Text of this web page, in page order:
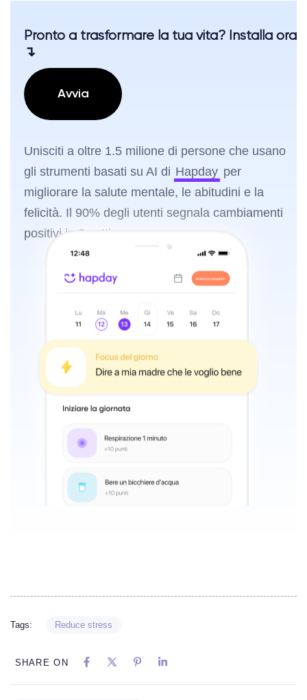
Pronto a trasformare la tua vita? Installa ora
↴
Avvia
Unisciti a oltre 1.5 milione di persone che usano
gli strumenti basati su AI di Hapday per
migliorare la salute mentale, le abitudini e la
felicità. Il 90% degli utenti segnala cambiamenti
positivi in 2 settimane.
Tags: Reduce stress
SHARE ON